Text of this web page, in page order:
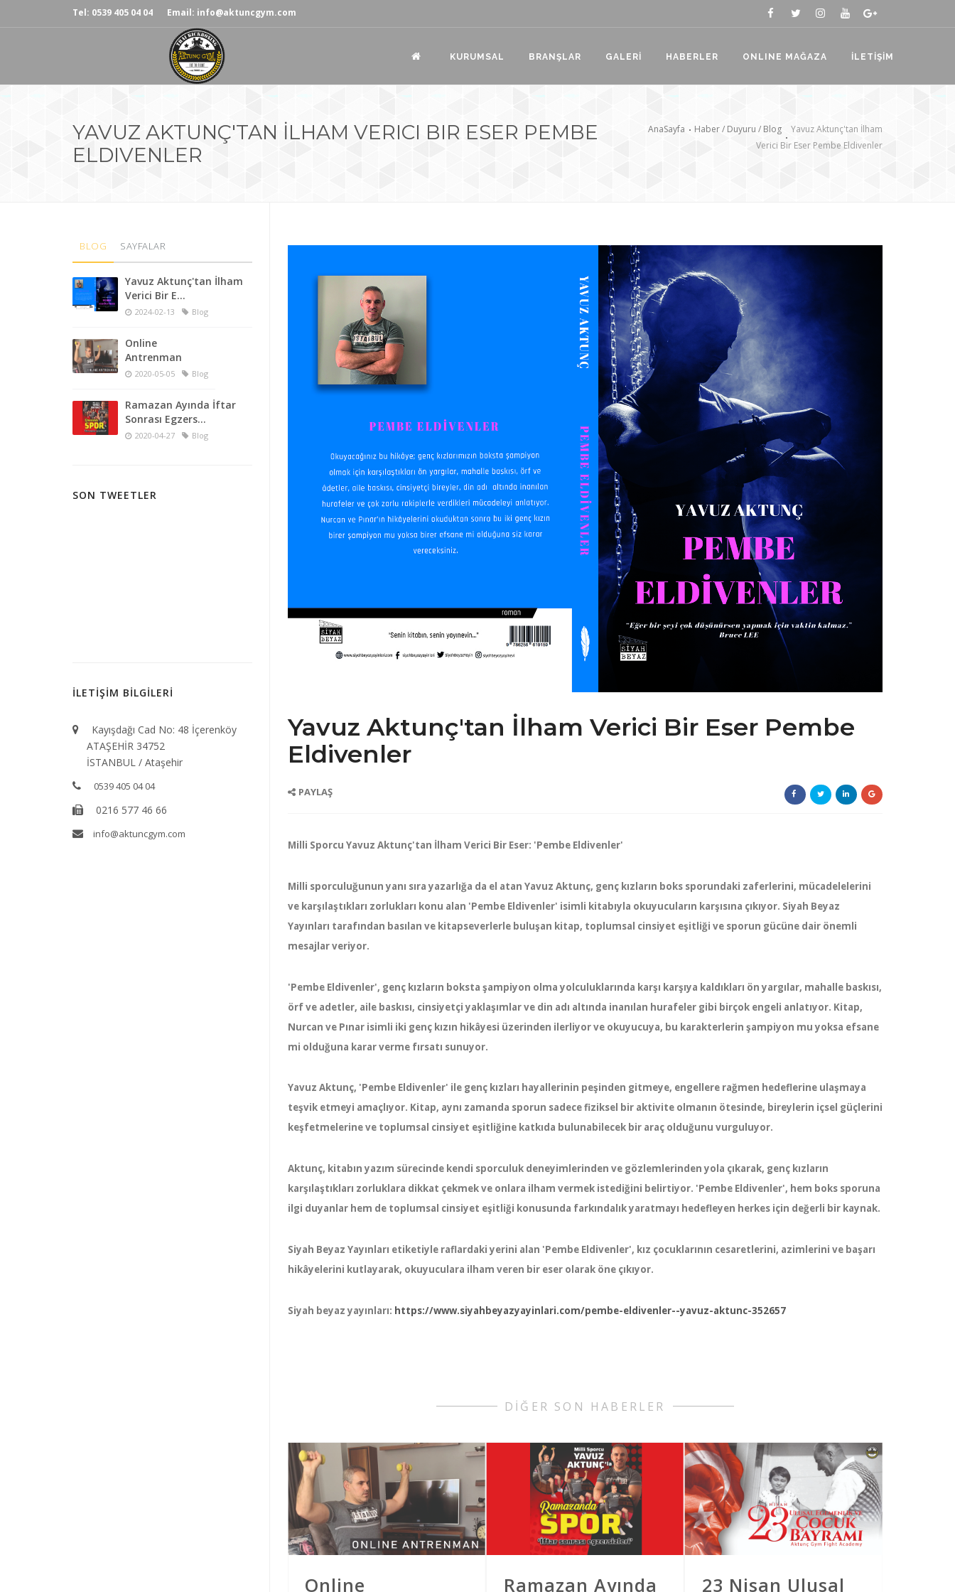
Tel: 0539 405 04 04 Email: info@aktuncgym.com
KURUMSAL BRANŞLAR GALERİ HABERLER ONLINE MAĞAZA İLETİŞİM
AnaSayfa Haber / Duyuru / Blog
Yavuz Aktunç'tan İlham
Verici Bir Eser Pembe Eldivenler
YAVUZ AKTUNÇ'TAN İLHAM VERICI BIR ESER PEMBE
ELDIVENLER
Yavuz Aktunç'tan İlham Verici Bir Eser Pembe
Eldivenler
PAYLAŞ
Milli Sporcu Yavuz Aktunç'tan İlham Verici Bir Eser: 'Pembe Eldivenler'
Milli sporculuğunun yanı sıra yazarlığa da el atan Yavuz Aktunç, genç kızların boks sporundaki zaferlerini, mücadelelerini
ve karşılaştıkları zorlukları konu alan 'Pembe Eldivenler' isimli kitabıyla okuyucuların karşısına çıkıyor. Siyah Beyaz
Yayınları tarafından basılan ve kitapseverlerle buluşan kitap, toplumsal cinsiyet eşitliği ve sporun gücüne dair önemli
mesajlar veriyor.
'Pembe Eldivenler', genç kızların boksta şampiyon olma yolculuklarında karşı karşıya kaldıkları ön yargılar, mahalle baskısı,
örf ve adetler, aile baskısı, cinsiyetçi yaklaşımlar ve din adı altında inanılan hurafeler gibi birçok engeli anlatıyor. Kitap,
Nurcan ve Pınar isimli iki genç kızın hikâyesi üzerinden ilerliyor ve okuyucuya, bu karakterlerin şampiyon mu yoksa efsane
mi olduğuna karar verme fırsatı sunuyor.
Yavuz Aktunç, 'Pembe Eldivenler' ile genç kızları hayallerinin peşinden gitmeye, engellere rağmen hedeflerine ulaşmaya
teşvik etmeyi amaçlıyor. Kitap, aynı zamanda sporun sadece fiziksel bir aktivite olmanın ötesinde, bireylerin içsel güçlerini
keşfetmelerine ve toplumsal cinsiyet eşitliğine katkıda bulunabilecek bir araç olduğunu vurguluyor.
Aktunç, kitabın yazım sürecinde kendi sporculuk deneyimlerinden ve gözlemlerinden yola çıkarak, genç kızların
karşılaştıkları zorluklara dikkat çekmek ve onlara ilham vermek istediğini belirtiyor. 'Pembe Eldivenler', hem boks sporuna
ilgi duyanlar hem de toplumsal cinsiyet eşitliği konusunda farkındalık yaratmayı hedefleyen herkes için değerli bir kaynak.
Siyah Beyaz Yayınları etiketiyle raflardaki yerini alan 'Pembe Eldivenler', kız çocuklarının cesaretlerini, azimlerini ve başarı
hikâyelerini kutlayarak, okuyuculara ilham veren bir eser olarak öne çıkıyor.
Siyah beyaz yayınları: https://www.siyahbeyazyayinlari.com/pembe-eldivenler--yavuz-aktunc-352657
DİĞER SON HABERLER
Online
Ramazan Ayında
23 Nisan Ulusal
BLOG SAYFALAR
Yavuz Aktunç'tan İlham
Verici Bir E...
2024-02-13 Blog
Online
Antrenman
2020-05-05 Blog
Ramazan Ayında İftar
Sonrası Egzers...
2020-04-27 Blog
SON TWEETLER
İLETİŞİM BİLGİLERİ
Kayışdağı Cad No: 48 İçerenköy
ATAŞEHİR 34752
İSTANBUL / Ataşehir
0539 405 04 04
0216 577 46 66
info@aktuncgym.com